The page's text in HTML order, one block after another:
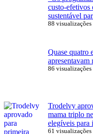
custo-efetivos
sustentável
88 visualizações
Quase quatro
86 visualizações
Trodelvy
mama triplo
elegíveis para
61 visualizações